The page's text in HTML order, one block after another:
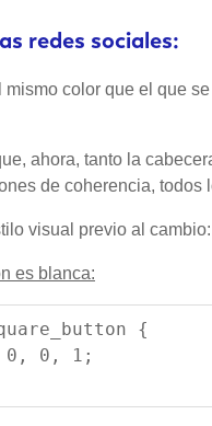
redes sociales:
color que el que
ahora, tanto la
de coherencia, todos
visual previo al cambio:
es blanca:
{
0, 1;